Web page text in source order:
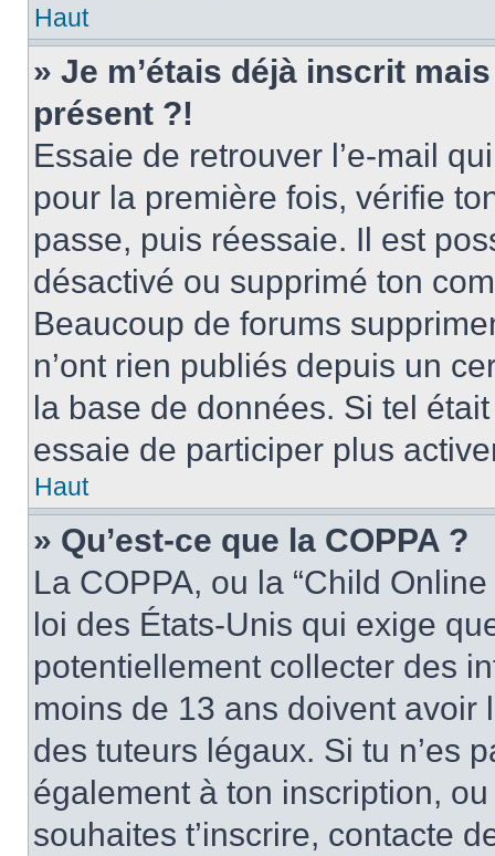
Haut
» Je m’étais déjà inscrit
présent ?!
Essaie de retrouver l’e-mail
pour la première fois, vérifie
passe, puis réessaie. Il est
désactivé ou supprimé ton
Beaucoup de forums
n’ont rien publiés depuis un
la base de données. Si tel
essaie de participer plus
Haut
» Qu’est-ce que la COPPA ?
La COPPA, ou la “Child
loi des États-Unis qui exige
potentiellement collecter des
moins de 13 ans doivent
des tuteurs légaux. Si tu n’es
également à ton inscription,
souhaites t’inscrire, contacte